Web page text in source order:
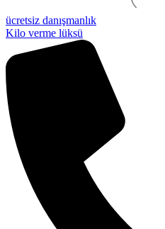
ücretsiz danışmanlık
Kilo verme lüksü